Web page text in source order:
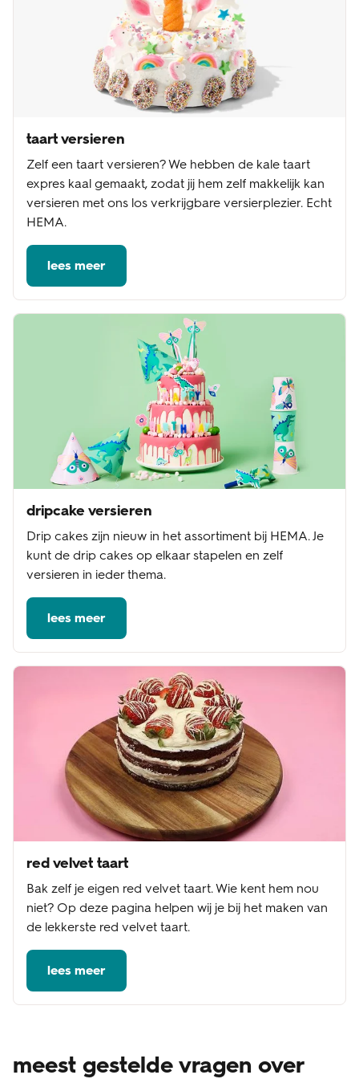
taart versieren
Zelf een taart versieren? We hebben de kale taart
expres kaal gemaakt, zodat jij hem zelf makkelijk kan
versieren met ons los verkrijgbare versierplezier. Echt
HEMA.
lees meer
dripcake versieren
Drip cakes zijn nieuw in het assortiment bij HEMA. Je
kunt de drip cakes op elkaar stapelen en zelf
versieren in ieder thema.
lees meer
red velvet taart
Bak zelf je eigen red velvet taart. Wie kent hem nou
niet? Op deze pagina helpen wij je bij het maken van
de lekkerste red velvet taart.
lees meer
meest gestelde vragen over